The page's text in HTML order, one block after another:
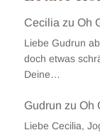
Ceciliazu Oh
Liebe Gudrun
doch etwas
Deine…
Gudrun zu Oh
Liebe Cecilia,